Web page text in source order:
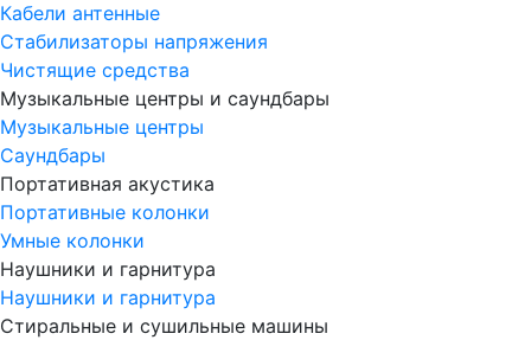
Кабели антенные
Стабилизаторы напряжения
Чистящие средства
Музыкальные центры и саундбары
Музыкальные центры
Саундбары
Портативная акустика
Портативные колонки
Умные колонки
Наушники и гарнитура
Наушники и гарнитура
Стиральные и сушильные машины